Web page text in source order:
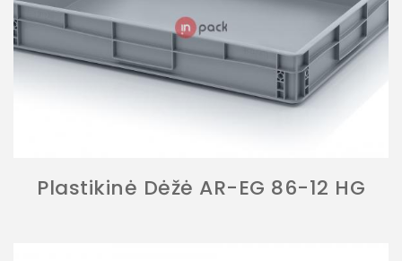
Plastikinė Dėžė AR-EG 86-12 HG